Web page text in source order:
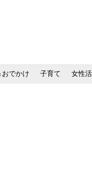
おでかけ 子育て 女性